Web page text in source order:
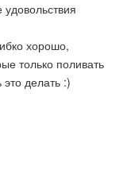
удовольствия
хорошо,
только поливать
делать :)